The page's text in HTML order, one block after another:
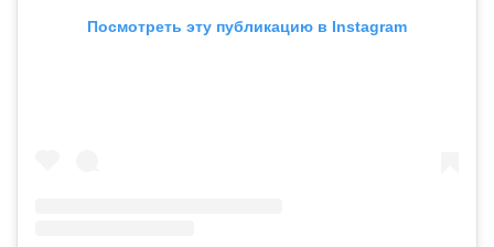
Посмотреть эту публикацию в Instagram